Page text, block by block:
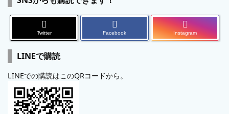
Twitter Facebook Instagram
LINEで購読
LINEでの購読はこのQRコードから。